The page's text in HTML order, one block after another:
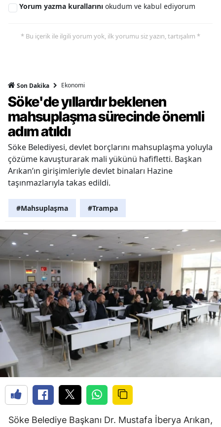
Yorum yazma kurallarını okudum ve kabul ediyorum
* Bu içerik ile ilgili yorum yok, ilk yorumu siz yazın, tartışalım *
Son Dakika Ekonomi
Söke'de yıllardır beklenen
mahsuplaşma sürecinde önemli
adım atıldı
Söke Belediyesi, devlet borçlarını mahsuplaşma yoluyla
çözüme kavuşturarak mali yükünü hafifletti. Başkan
Arıkan’ın girişimleriyle devlet binaları Hazine
taşınmazlarıyla takas edildi.
#Mahsuplaşma #Trampa
Söke Belediye Başkanı Dr. Mustafa İberya Arıkan,